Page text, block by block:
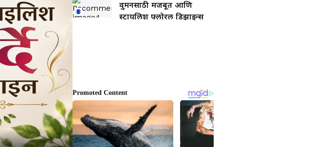
वुमनसाठी मजबूत आणि
स्टायलिश फ्लोरल डिझाइन्स